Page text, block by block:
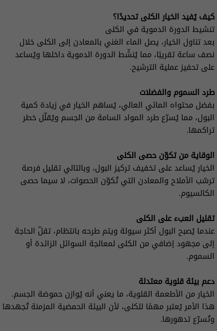
كيف يُفيد الخيار الكلى تحديدًا؟
تنشيط الدورة الدموية في الكلى
بعد تناول الخيار، يصل الماء الغني بالمعادن إلى الكلى خلال
نصف ساعة تقريبًا، مما يُنشّط الدورة الدموية داخلها ويُساعد
على تحفيز عملية الترشيح.
طرد السموم والفضلات
بفضل محتواه المائي العالي، يُساهم الخيار في زيادة كمية
البول، مما يُسرّع طرد المواد السامة من الجسم ويُقلّل خطر
تراكمها.
الوقاية من تكوّن حصى الكلى
الخيار يُساعد على تخفيف تركيز البول، وبالتالي تقليل فرصة
ترسّب الأملاح والمعادن التي تُكوّن الحصوات، لا سيما حصى
الكالسيوم.
تقليل العبء على الكلى
عندما يُصبح البول أكثر سيولة ويتم طرحه بانتظام، تقلّ الحاجة
إلى مجهود إضافي من الكلى لمعالجة السوائل الزائدة أو
السموم.
دعم بيئة قلوية معتدلة
الخيار من الأطعمة القلوية، ما يعني أنه يُوازن حموضة الجسم.
هذا الأمر يُعتبر مهمًا للكلى، لأن البيئة الحمضية المزمنة تُجهدها
وتُسرّع تدهورها.